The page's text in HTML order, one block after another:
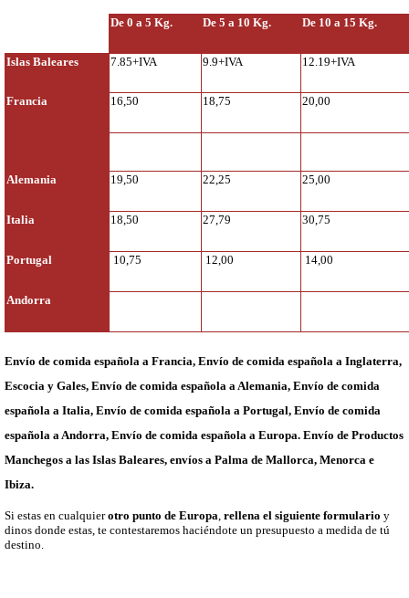
De 0 a 5 Kg. De 5 a 10 Kg. De 10 a 15 Kg.
Islas Baleares 7.85+IVA 9.9+IVA 12.19+IVA
Francia 16,50 18,75 20,00
Alemania 19,50 22,25 25,00
Italia 18,50 27,79 30,75
Portugal 10,75 12,00 14,00
Andorra
Envío de comida española a Francia, Envío de comida española a Inglaterra,
Escocia y Gales, Envío de comida española a Alemania, Envío de comida
española a Italia, Envío de comida española a Portugal, Envío de comida
española a Andorra, Envío de comida española a Europa. Envío de Productos
Manchegos a las Islas Baleares, envíos a Palma de Mallorca, Menorca e
Ibiza.
Si estas en cualquierotro punto de Europa rellena el siguiente formulario y
dinos donde estas, te contestaremos haciéndote un presupuesto a medida de tú
destino.